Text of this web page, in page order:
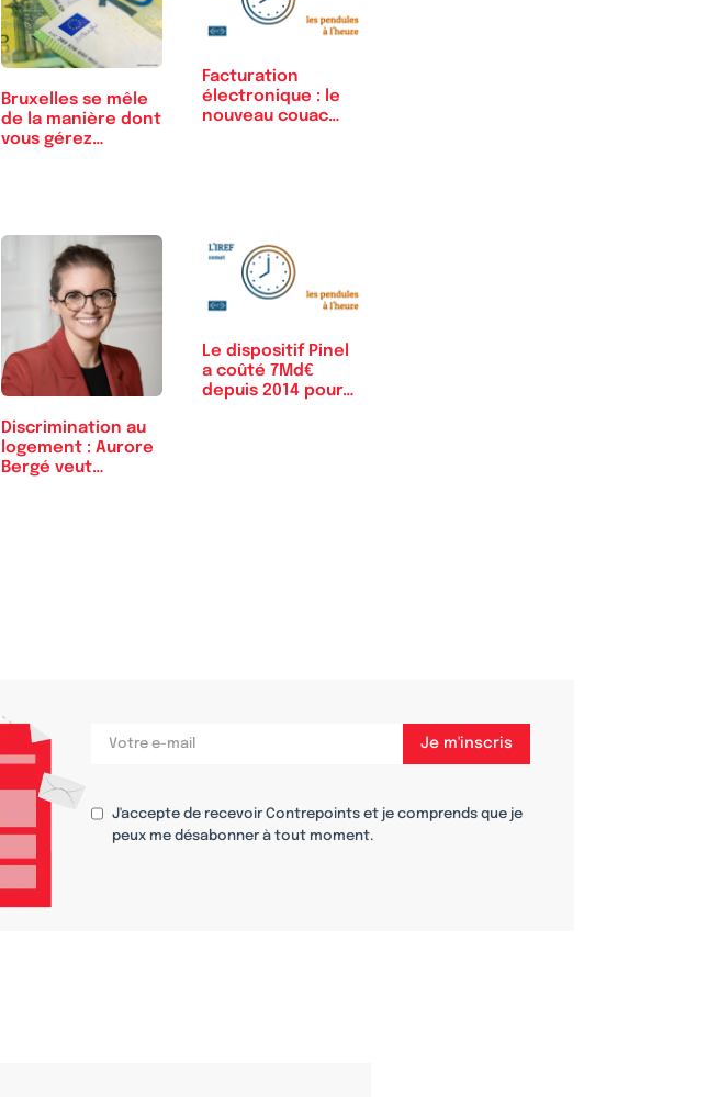
Bruxelles se mêle
de la manière dont
vous gérez…
Facturation
électronique : le
nouveau couac
Discrimination au
logement : Aurore
Bergé veut…
Le dispositif Pinel
a coûté 7Md€
depuis 2014 pour…
J'accepte de recevoir Contrepoints et je comprends que je
peux me désabonner à tout moment.